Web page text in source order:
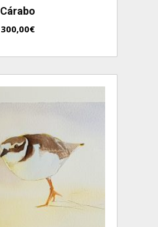
Cárabo
300,00€